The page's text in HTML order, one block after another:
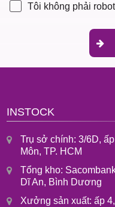
Tôi không phải robot
INSTOCK
Trụ sở chính: 3/6D,
Môn, TP. HCM
Tổng kho:
Dĩ An, Bình Dương
Xưởng sản xuất: ấp